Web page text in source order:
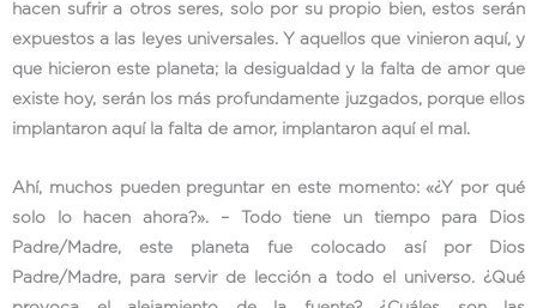
hacen sufrir a otros seres, solo por su propio bien, estos serán
expuestos a las leyes universales. Y aquellos que vinieron aquí, y
que hicieron este planeta; la desigualdad y la falta de amor que
existe hoy, serán los más profundamente juzgados, porque ellos
implantaron aquí la falta de amor, implantaron aquí el mal.
Ahí, muchos pueden preguntar en este momento: «¿Y por qué
solo lo hacen ahora?». – Todo tiene un tiempo para Dios
Padre/Madre, este planeta fue colocado así por Dios
Padre/Madre, para servir de lección a todo el universo. ¿Qué